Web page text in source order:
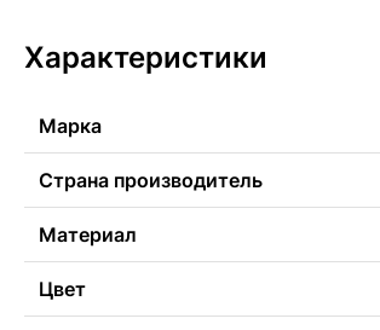
Характеристики
Марка
Страна производитель
Материал
Цвет